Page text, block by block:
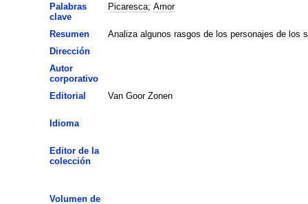
Palabras
clave
Picaresca; Amor
Resumen
Analiza algunos rasgos de los personajes de los
Dirección
Autor
corporativo
Editorial
Van Goor Zonen
Idioma
Editor de la
colección
Volumen de